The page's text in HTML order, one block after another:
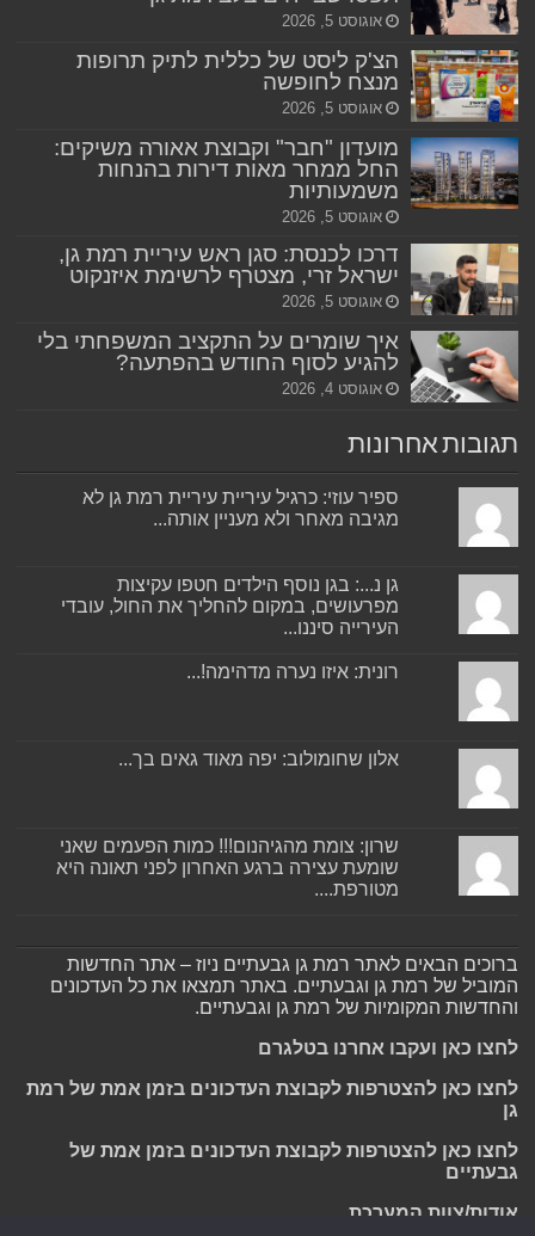
אוגוסט 5, 2026
הצ'ק ליסט של כללית לתיק תרופות
מנצח לחופשה
אוגוסט 5, 2026
מועדון "חבר" וקבוצת אאורה משיקים:
החל ממחר מאות דירות בהנחות
משמעותיות
אוגוסט 5, 2026
דרכו לכנסת: סגן ראש עיריית רמת גן,
ישראל זרי, מצטרף לרשימת איזנקוט
אוגוסט 5, 2026
איך שומרים על התקציב המשפחתי בלי
להגיע לסוף החודש בהפתעה?
אוגוסט 4, 2026
תגובות אחרונות
ספיר עוזי: כרגיל עיריית עיריית רמת גן לא
מגיבה מאחר ולא מעניין אותה...
גן נ...: בגן נוסף הילדים חטפו עקיצות
מפרעושים, במקום להחליך את החול, עובדי
העירייה סיננו...
רונית: איזו נערה מדהימה!...
אלון שחומולוב: יפה מאוד גאים בך...
שרון: צומת מהגיהנום!!! כמות הפעמים שאני
שומעת עצירה ברגע האחרון לפני תאונה היא
מטורפת....
ברוכים הבאים לאתר רמת גן גבעתיים ניוז – אתר החדשות
המוביל של רמת גן וגבעתיים. באתר תמצאו את כל העדכונים
והחדשות המקומיות של רמת גן וגבעתיים.
לחצו כאן ועקבו אחרנו בטלגרם
לחצו כאן להצטרפות לקבוצת העדכונים בזמן אמת של רמת
גן
לחצו כאן להצטרפות לקבוצת העדכונים בזמן אמת של
גבעתיים
אודות/צוות המערכת